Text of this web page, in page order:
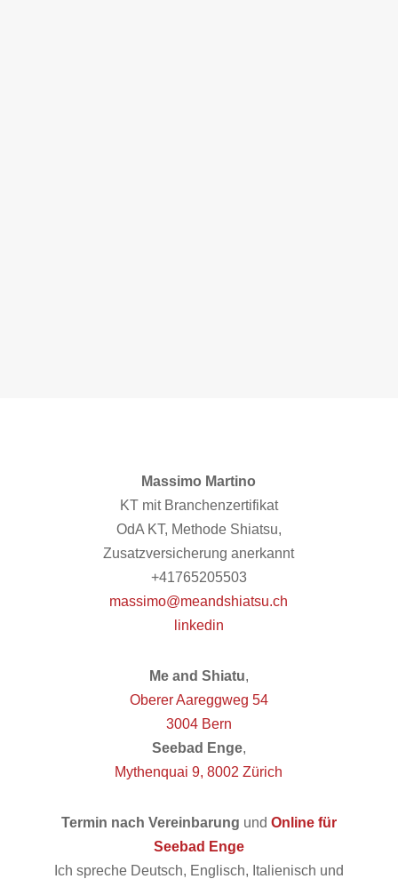
Massimo Martino
KT mit Branchenzertifikat
OdA KT, Methode Shiatsu,
Zusatzversicherung anerkannt
+41765205503
massimo@meandshiatsu.ch
linkedin
Me and Shiatu,
Oberer Aareggweg 54
3004 Bern
Seebad Enge,
Mythenquai 9, 8002 Zürich
Termin nach Vereinbarung und Online für
Seebad Enge
Ich spreche Deutsch, Englisch, Italienisch und